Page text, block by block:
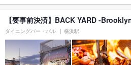
【要事前決済】BACK YARD -
ダイニングバー・バル 横浜駅